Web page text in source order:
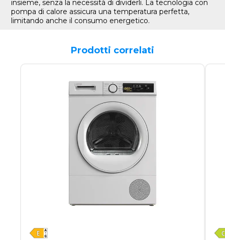
insieme, senza la necessità di dividerli. La tecnologia con
pompa di calore assicura una temperatura perfetta,
limitando anche il consumo energetico.
Prodotti correlati